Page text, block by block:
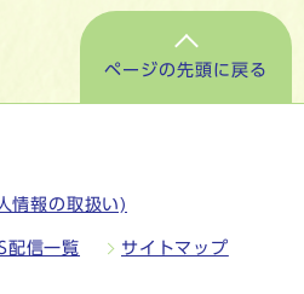
ページの先頭に戻る
情報の取扱い)
配信一覧 サイトマップ